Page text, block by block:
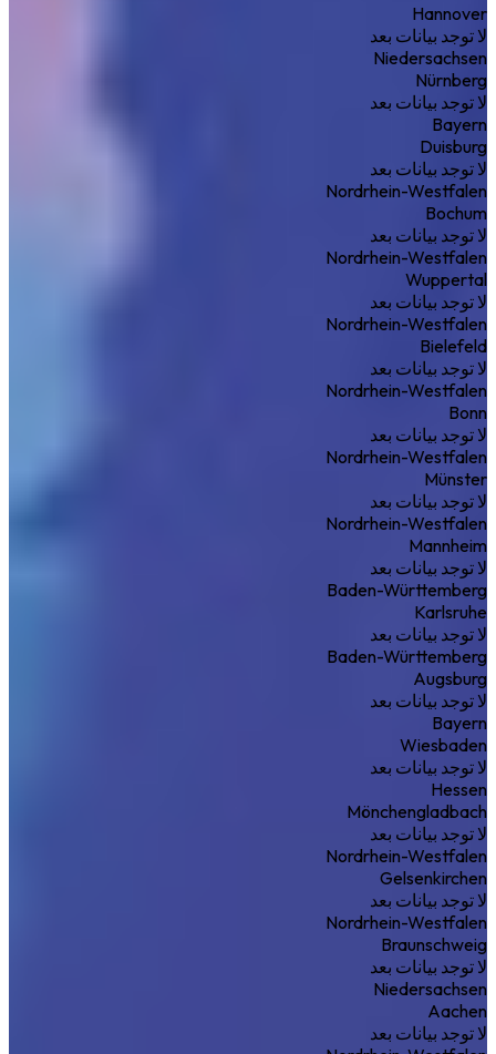
Hannover
لا توجد بيانات بعد
Niedersachsen
Nürnberg
لا توجد بيانات بعد
Bayern
Duisburg
لا توجد بيانات بعد
Nordrhein-Westfalen
Bochum
لا توجد بيانات بعد
Nordrhein-Westfalen
Wuppertal
لا توجد بيانات بعد
Nordrhein-Westfalen
Bielefeld
لا توجد بيانات بعد
Nordrhein-Westfalen
Bonn
لا توجد بيانات بعد
Nordrhein-Westfalen
Münster
لا توجد بيانات بعد
Nordrhein-Westfalen
Mannheim
لا توجد بيانات بعد
Baden-Württemberg
Karlsruhe
لا توجد بيانات بعد
Baden-Württemberg
Augsburg
لا توجد بيانات بعد
Bayern
Wiesbaden
لا توجد بيانات بعد
Hessen
Mönchengladbach
لا توجد بيانات بعد
Nordrhein-Westfalen
Gelsenkirchen
لا توجد بيانات بعد
Nordrhein-Westfalen
Braunschweig
لا توجد بيانات بعد
Niedersachsen
Aachen
لا توجد بيانات بعد